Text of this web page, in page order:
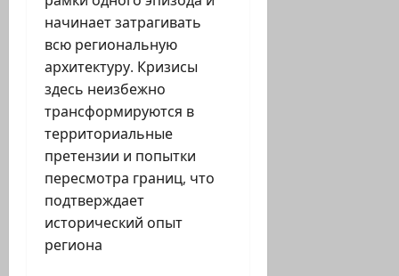
начинает затрагивать
всю региональную
архитектуру. Кризисы
здесь неизбежно
трансформируются в
территориальные
претензии и попытки
пересмотра границ, что
подтверждает
исторический опыт
региона